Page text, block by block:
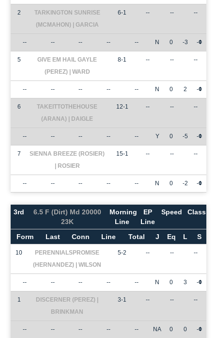
2
TARKINGTON SUNRISE
(MCMAHON) | GARCIA
6-1 -- -- --
-- -- -- -- -- N 0 -3 -
5
GIVE EM HAIL GAYLE
(PEREZ) | WARD
8-1 -- -- --
-- -- -- -- -- N 0 2 -
6
TAKEITTOTHEHOUSE
(ARANA) | DAIGLE
12-1 -- -- --
-- -- -- -- -- Y 0 -5 -
7
SIENNA BREEZE (ROSIER)
| ROSIER
15-1 -- -- --
-- -- -- -- -- N 0 -2 -
3rd
6.5 F (Dirt) Md 20000
23K
Morning
Line
EP
Line
Speed Class
Form Last Conn Line Total J Eq L S
10
PERENNIALSPROMISE
(HERNANDEZ) | WILSON
5-2 -- -- --
-- -- -- -- -- N 0 3 -
1
DISCERNER (PEREZ) |
BRINKMAN
3-1 -- -- --
-- -- -- -- -- NA 0 0 -